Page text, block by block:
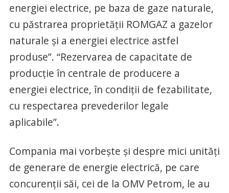
energiei electrice, pe baza de gaze naturale,
cu păstrarea proprietăţii ROMGAZ a gazelor
naturale şi a energiei electrice astfel
produse”. “Rezervarea de capacitate de
producţie în centrale de producere a
energiei electrice, în condiții de fezabilitate,
cu respectarea prevederilor legale
aplicabile”.
Compania mai vorbește și despre mici unități
de generare de energie electrică, pe care
concurenții săi, cei de la OMV Petrom, le au